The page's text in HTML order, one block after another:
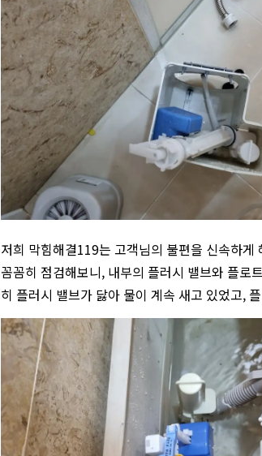
저희 막힘해결119는 고객님의 불편을 신속하
꼼꼼히 점검해보니, 내부의 플러시 밸브와 플로
히 플러시 밸브가 닳아 물이 계속 새고 있었고,